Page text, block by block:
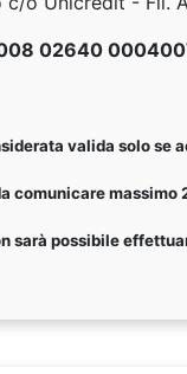
02640
valida solo se
comunicare
sarà possibile